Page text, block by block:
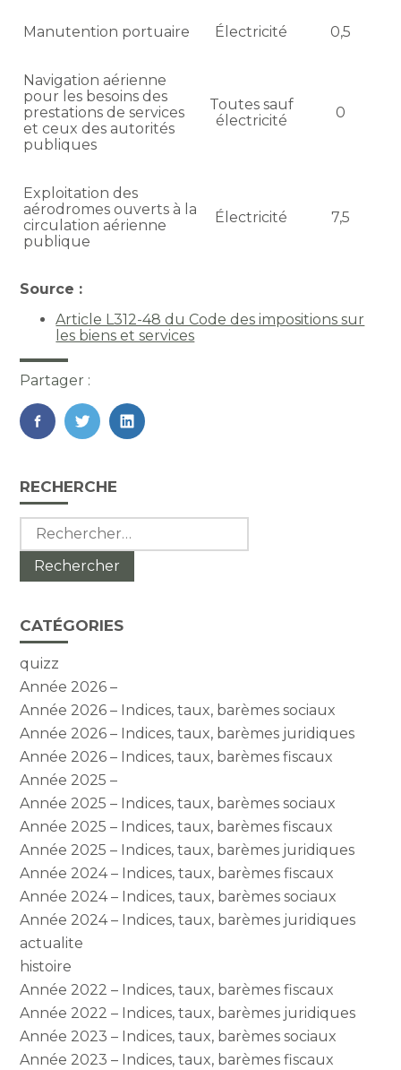
Manutention portuaire Électricité 0,5
Navigation aérienne
pour les besoins des
prestations de services
et ceux des autorités
publiques
Toutes sauf
électricité
0
Exploitation des
aérodromes ouverts à la
circulation aérienne
publique
Électricité 7,5
Source :
Article L312-48 du Code des impositions sur
les biens et services
Partager :
FaceBook
TwitterLinkedIn
Blog
sidebar
RECHERCHE
Rechercher :
CATÉGORIES
quizz
Année 2026 –
Année 2026 – Indices, taux, barèmes sociaux
Année 2026 – Indices, taux, barèmes juridiques
Année 2026 – Indices, taux, barèmes fiscaux
Année 2025 –
Année 2025 – Indices, taux, barèmes sociaux
Année 2025 – Indices, taux, barèmes fiscaux
Année 2025 – Indices, taux, barèmes juridiques
Année 2024 – Indices, taux, barèmes fiscaux
Année 2024 – Indices, taux, barèmes sociaux
Année 2024 – Indices, taux, barèmes juridiques
actualite
histoire
Année 2022 – Indices, taux, barèmes fiscaux
Année 2022 – Indices, taux, barèmes juridiques
Année 2023 – Indices, taux, barèmes sociaux
Année 2023 – Indices, taux, barèmes fiscaux